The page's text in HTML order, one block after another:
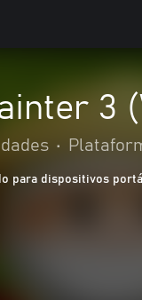
3
•
para dispositivos